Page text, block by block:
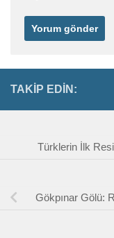
TAKIP EDIN:
Türklerin İlk
Gökpınar Gölü: